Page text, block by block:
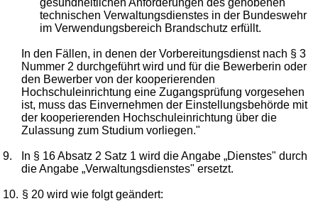
technischen Verwaltungsdienstes in der Bundeswehr
im Verwendungsbereich Brandschutz erfüllt.
In den Fällen, in denen der Vorbereitungsdienst nach § 3
Nummer 2 durchgeführt wird und für die Bewerberin oder
den Bewerber von der kooperierenden
Hochschuleinrichtung eine Zugangsprüfung vorgesehen
ist, muss das Einvernehmen der Einstellungsbehörde mit
der kooperierenden Hochschuleinrichtung über die
Zulassung zum Studium vorliegen."
9.
In § 16 Absatz 2 Satz 1 wird die Angabe „Dienstes" durch
die Angabe „Verwaltungsdienstes" ersetzt.
10. § 20 wird wie folgt geändert: